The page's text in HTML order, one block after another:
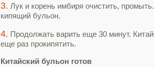
3. Лук и корень имбиря очистить,
кипящий бульон.
4. Продолжать варить еще 30 минут.
еще раз прокипятить.
Китайский бульон готов